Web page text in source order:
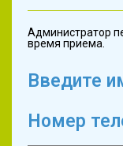
Администратор
время приема.
Введите
Номер